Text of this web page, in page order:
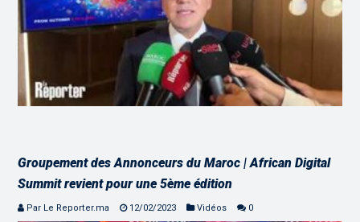
Groupement des Annonceurs du Maroc | African Digital
Summit revient pour une 5ème édition
Par Le Reporter.ma 12/02/2023 Vidéos 0